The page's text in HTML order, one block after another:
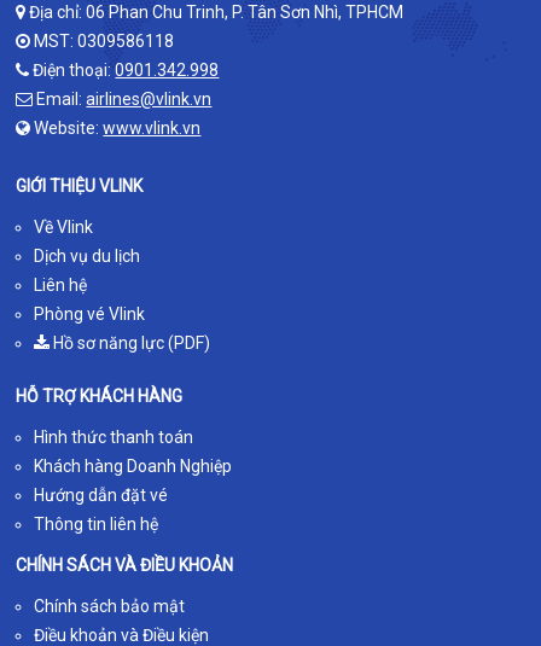
Địa chỉ: 06 Phan Chu Trinh, P. Tân Sơn Nhì, TPHCM
MST: 0309586118
Điện thoại:0901.342.998
Email:airlines@vlink.vn
Website:www.vlink.vn
GIỚI THIỆU VLINK
Về Vlink
Dịch vụ du lịch
Liên hệ
Phòng vé Vlink
Hồ sơ năng lực (PDF)
HỖ TRỢ KHÁCH HÀNG
Hình thức thanh toán
Khách hàng Doanh Nghiệp
Hướng dẫn đặt vé
Thông tin liên hệ
CHÍNH SÁCH VÀ ĐIỀU KHOẢN
Chính sách bảo mật
Điều khoản và Điều kiện